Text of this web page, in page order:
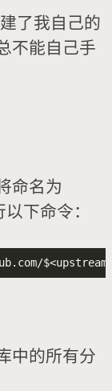
了我自己的
不能自己手
命名为
下命令：
的所有分